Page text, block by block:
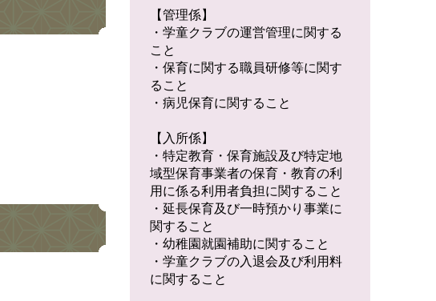
【管理係】
・学童クラブの運営管理に関する
こと
・保育に関する職員研修等に関す
ること
・病児保育に関すること
【入所係】
・特定教育・保育施設及び特定地
域型保育事業者の保育・教育の利
用に係る利用者負担に関すること
・延長保育及び一時預かり事業に
関すること
・幼稚園就園補助に関すること
・学童クラブの入退会及び利用料
に関すること